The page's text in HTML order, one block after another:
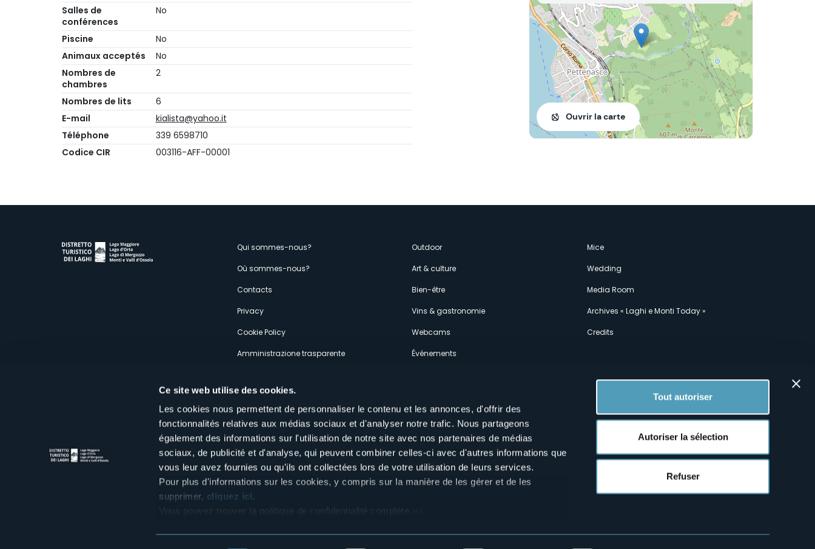
Ce site web utilise des cookies.
Les cookies nous permettent de personnaliser le contenu et les annonces, d'offrir des
fonctionnalités relatives aux médias sociaux et d'analyser notre trafic. Nous partageons
également des informations sur l'utilisation de notre site avec nos partenaires de médias
sociaux, de publicité et d'analyse, qui peuvent combiner celles-ci avec d'autres informations que
vous leur avez fournies ou qu'ils ont collectées lors de votre utilisation de leurs services.
Pour plus d'informations sur les cookies, y compris sur la manière de les gérer et de les
supprimer, cliquez ici.
Vous pouvez trouver la politique de confidentialité complète
Tout autoriser
Autoriser la sélection
Refuser
Salles de
conférences
No
Piscine
No
Animaux acceptés
No
Nombres de
chambres
2
Nombres de lits
6
E-mail
kialista@yahoo.it
Téléphone
339 6598710
Codice CIR
003116-AFF-00001
Ouvrir la carte
Menù
secondario
Qui sommes-nous?
Où sommes-nous?
Contacts
Privacy
Cookie Policy
Amministrazione trasparente
Outdoor
Art & culture
Bien-être
Vins & gastronomie
Webcams
Événements
Mice
Wedding
Media Room
Archives « Laghi e Monti Today »
Credits
Distretto Turistico dei Laghi Scrl
Sede legale e operativa: Corso Italia 26 - 28838 Stresa VB - Italy
e distrettolaghi@legalmail.it
Suivez-nous sur nos réseaux sociaux